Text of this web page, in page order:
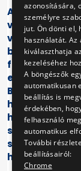
Az írásos
vonatkozó
válaszadási
bizonyára
folytatott
BKV
határidőtől,
határidővel,
sajtó
szakmai
ha a sajtó
azonosítására,
személyre
jut. Ön dönti el,
használatát. Az
kiválaszthatja
kezeléséhez
A böngészők
automatikusan
beállítás is
érdekében,
felhasználó
automatikus
További
beállításairól:
Chrome